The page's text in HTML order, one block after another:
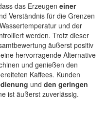
das Erzeugen einer
Verständnis für die Grenzen
und der
werden. Trotz dieser
äußerst positiv
hervorragende Alternative
und genießen den
Kaffees. Kunden
und den geringen
ist äußerst zuverlässig.